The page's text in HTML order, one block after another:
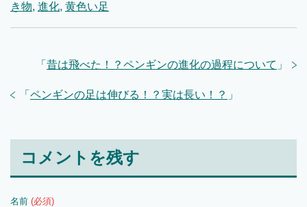
き物, 進化, 黄色い足
「 昔は飛べた！？ペンギンの進化の過程について 」
「 ペンギンの足は伸びる！？実は長い！？ 」
コメントを残す
名前 (必須)